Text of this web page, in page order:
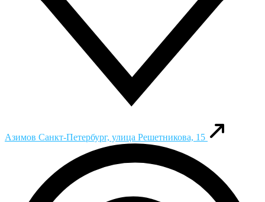
Азимов Санкт-Петербург, улица Решетникова, 15